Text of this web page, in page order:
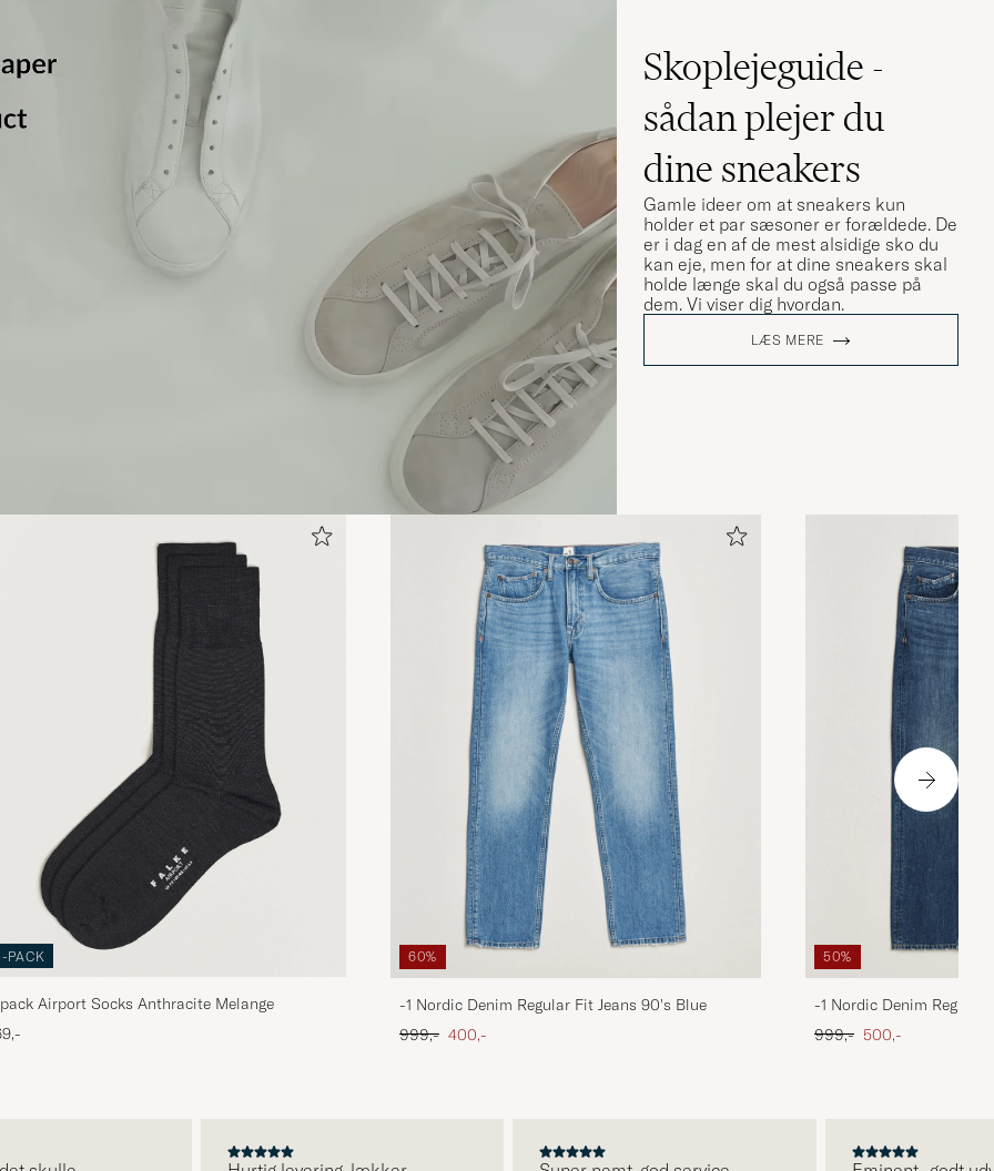
Skoplejeguide -
sådan plejer du
dine sneakers
Gamle ideer om at sneakers kun
holder et par sæsoner er forældede. De
er i dag en af de mest alsidige sko du
kan eje, men for at dine sneakers skal
holde længe skal du også passe på
dem. Vi viser dig hvordan.
LÆS MERE
PACK
Airport Socks Anthracite Melange
60%
-1 Nordic Denim Regular Fit Jeans 90's Blue
Ordinary pris
999,- Nedsat pris
400,-
50%
-1 Nordic Denim Regular
Ordinary pris
999,- Nedsat pris
500,-